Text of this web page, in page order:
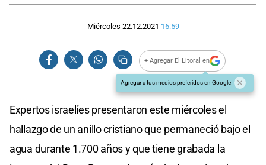
Miércoles 22.12.2021 16:59
+ Agregar El Litoral en
Agregar a tus medios preferidos en Google
Expertos israelíes presentaron este miércoles el
hallazgo de un anillo cristiano que permaneció bajo el
agua durante 1.700 años y que tiene grabada la